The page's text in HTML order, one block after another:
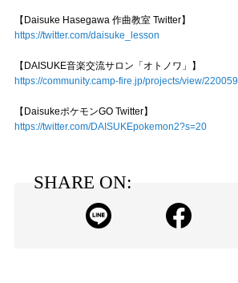
【Daisuke Hasegawa 作曲教室 Twitter】
https://twitter.com/daisuke_lesson
【DAISUKE音楽交流サロン「オトノワ」】
https://community.camp-fire.jp/projects/view/220059
【DaisukeポケモンGO Twitter】
https://twitter.com/DAISUKEpokemon2?s=20
SHARE ON: